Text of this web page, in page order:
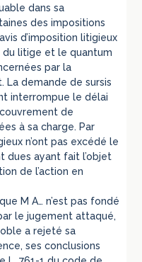
dans sa
des impositions
d’imposition litigieux
du litige et le quantum
par la
La demande de sursis
interrompue le délai
de
à sa charge. Par
n’ont pas excédé le
dues ayant fait l’objet
de l’action en
M A… n’est pas fondé
le jugement attaqué,
a rejeté sa
ses conclusions